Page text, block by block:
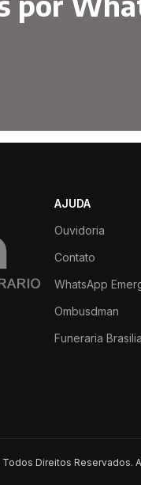
AJUDA
Ouvidoria
Contato
WhatsApp
Ombusdman
Funeraria Brasilia
Direitos Reservados.